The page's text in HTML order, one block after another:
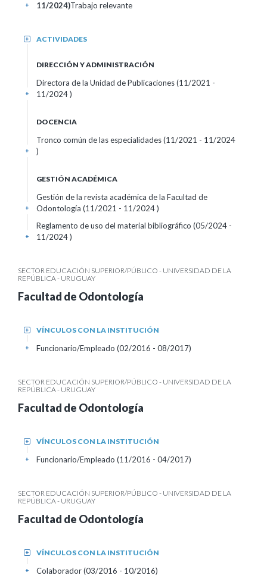
11/2024)Trabajo relevante
+
ACTIVIDADES
+
DIRECCIÓN Y ADMINISTRACIÓN
Directora de la Unidad de Publicaciones (11/2021 -
11/2024 )
+
DOCENCIA
Tronco común de las especialidades (11/2021 - 11/2024
)
+
GESTIÓN ACADÉMICA
Gestión de la revista académica de la Facultad de
Odontología (11/2021 - 11/2024 )
+
Reglamento de uso del material bibliográfico (05/2024 -
11/2024 )
+
SECTOR EDUCACIÓN SUPERIOR/PÚBLICO - UNIVERSIDAD DE LA
REPÚBLICA - URUGUAY
Facultad de Odontología
VÍNCULOS CON LA INSTITUCIÓN
+
Funcionario/Empleado (02/2016 - 08/2017)
+
SECTOR EDUCACIÓN SUPERIOR/PÚBLICO - UNIVERSIDAD DE LA
REPÚBLICA - URUGUAY
Facultad de Odontología
VÍNCULOS CON LA INSTITUCIÓN
+
Funcionario/Empleado (11/2016 - 04/2017)
+
SECTOR EDUCACIÓN SUPERIOR/PÚBLICO - UNIVERSIDAD DE LA
REPÚBLICA - URUGUAY
Facultad de Odontología
VÍNCULOS CON LA INSTITUCIÓN
+
Colaborador (03/2016 - 10/2016)
+